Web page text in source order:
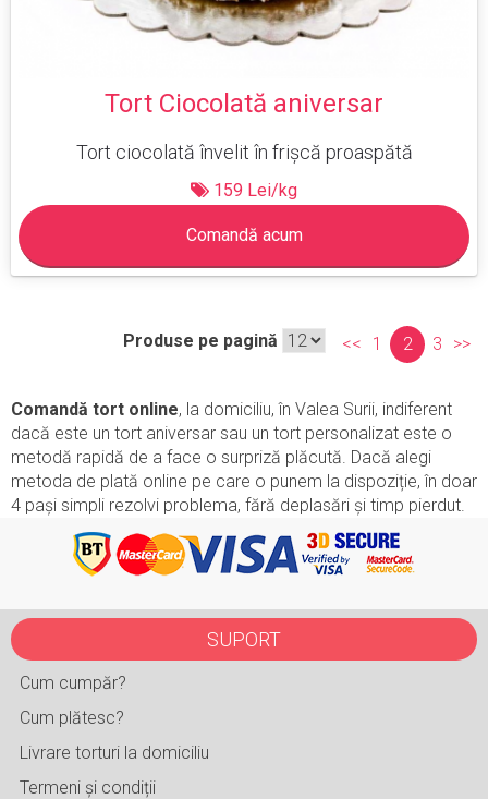
Tort Ciocolată aniversar
Tort ciocolată învelit în frișcă proaspătă
159 Lei/kg
Comandă acum
Produse pe pagină << 1 2 3 >>
Comandă tort online, la domiciliu, în Valea Surii, indiferent
dacă este un tort aniversar sau un tort personalizat este o
metodă rapidă de a face o surpriză plăcută. Dacă alegi
metoda de plată online pe care o punem la dispoziție, în doar
4 pași simpli rezolvi problema, fără deplasări și timp pierdut.
SUPORT
Cum cumpăr?
Cum plătesc?
Livrare torturi la domiciliu
Termeni și condiții